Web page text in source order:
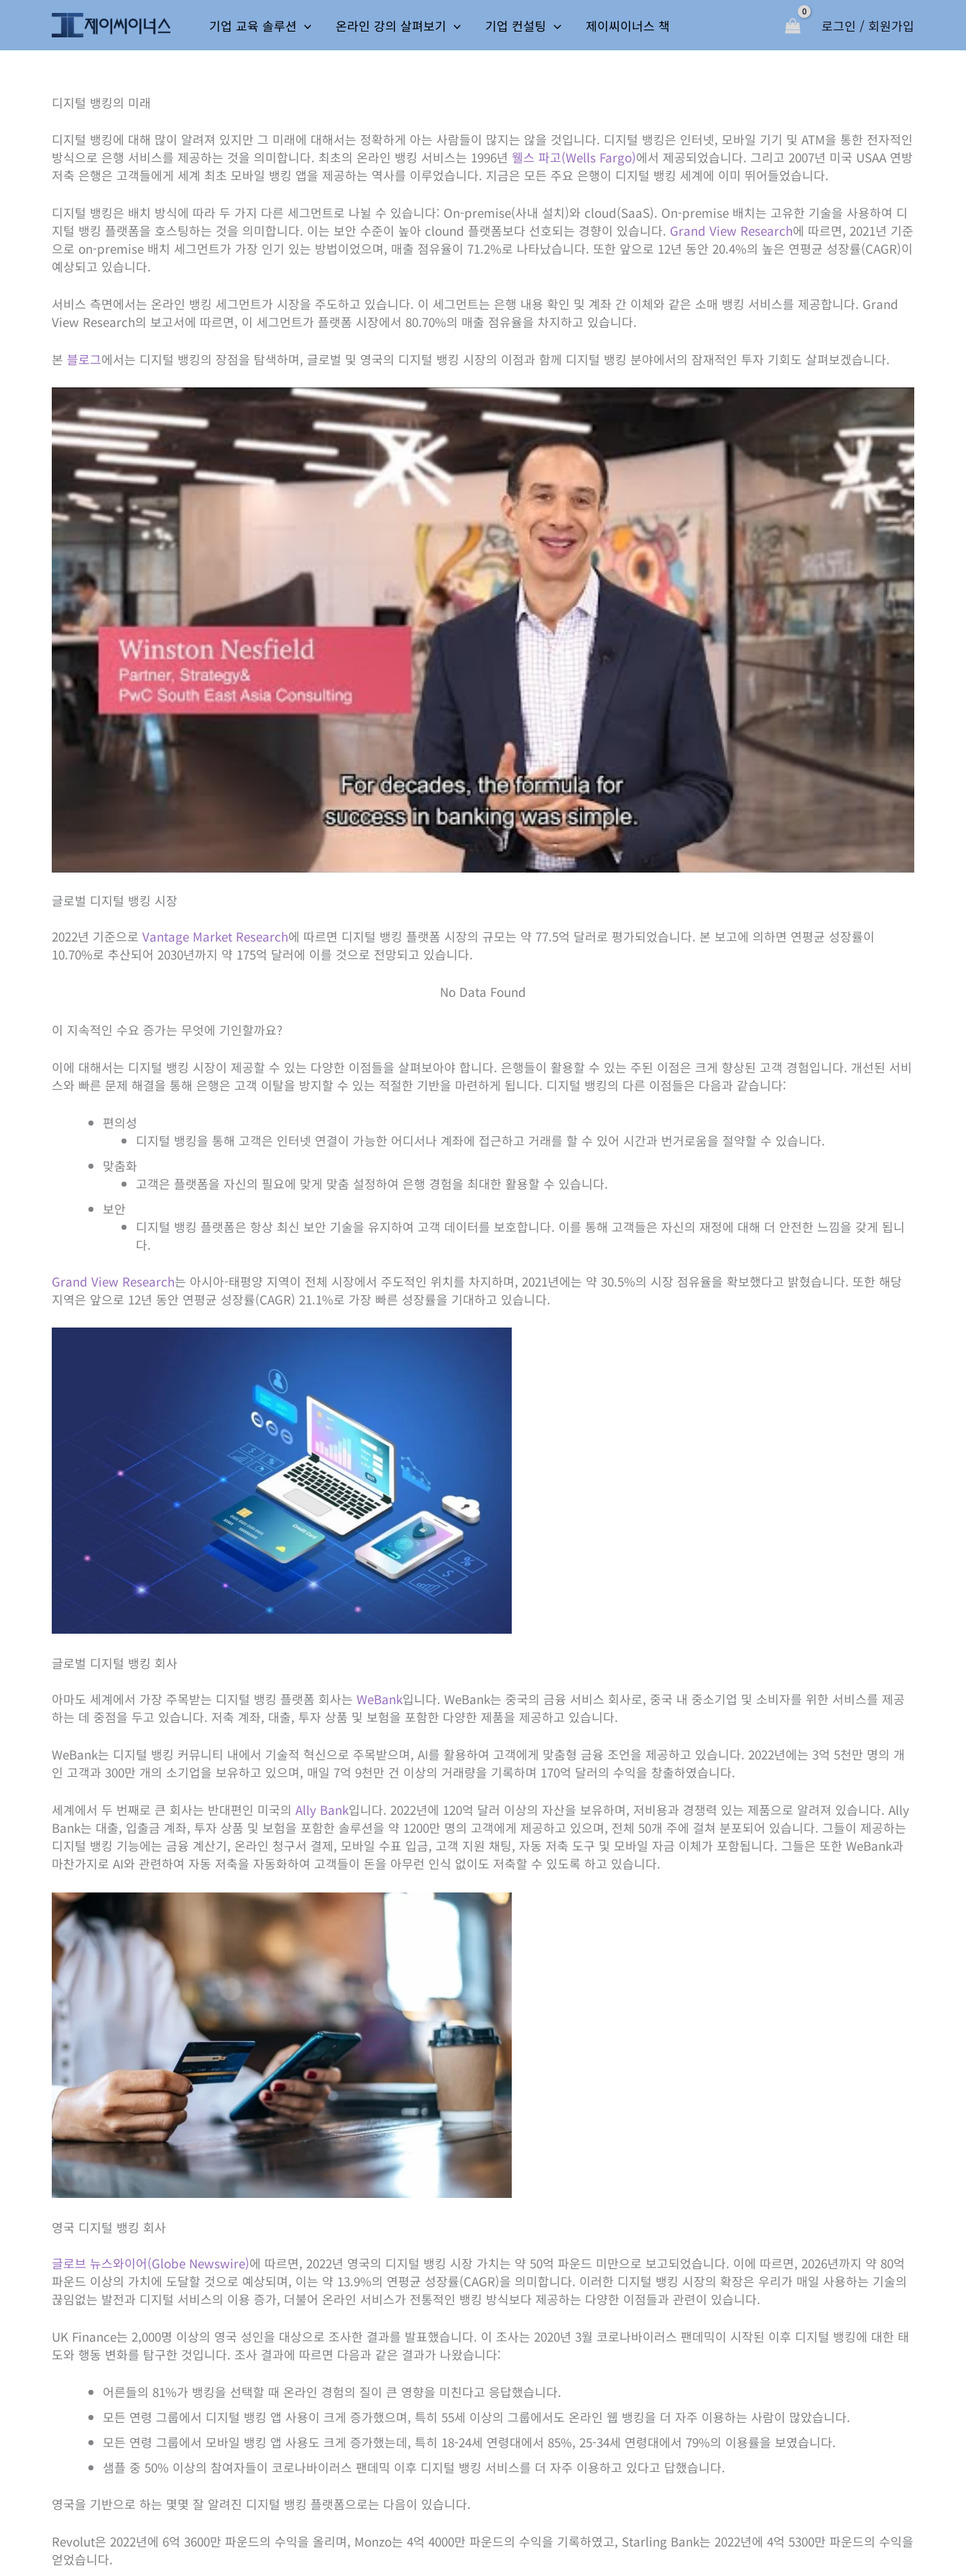
기업 교육 솔루션 온라인 강의 살펴보기 기업 컨설팅 제이씨이너스 책 로그인 / 회원가입
디지털 뱅킹의 미래
디지털 뱅킹에 대해 많이 알려져 있지만 그 미래에 대해서는 정확하게 아는 사람들이 많지는 않을 것입니다. 디지털 뱅킹은 인터넷, 모바일 기기 및 ATM을 통한 전자적인
방식으로 은행 서비스를 제공하는 것을 의미합니다. 최초의 온라인 뱅킹 서비스는 1996년 웰스 파고(Wells Fargo)에서 제공되었습니다. 그리고 2007년 미국 USAA 연방
저축 은행은 고객들에게 세계 최초 모바일 뱅킹 앱을 제공하는 역사를 이루었습니다. 지금은 모든 주요 은행이 디지털 뱅킹 세계에 이미 뛰어들었습니다.
디지털 뱅킹은 배치 방식에 따라 두 가지 다른 세그먼트로 나뉠 수 있습니다: On-premise(사내 설치)와 cloud(SaaS). On-premise 배치는 고유한 기술을 사용하여 디
지털 뱅킹 플랫폼을 호스팅하는 것을 의미합니다. 이는 보안 수준이 높아 clound 플랫폼보다 선호되는 경향이 있습니다. Grand View Research에 따르면, 2021년 기준
으로 on-premise 배치 세그먼트가 가장 인기 있는 방법이었으며, 매출 점유율이 71.2%로 나타났습니다. 또한 앞으로 12년 동안 20.4%의 높은 연평균 성장률(CAGR)이
예상되고 있습니다.
서비스 측면에서는 온라인 뱅킹 세그먼트가 시장을 주도하고 있습니다. 이 세그먼트는 은행 내용 확인 및 계좌 간 이체와 같은 소매 뱅킹 서비스를 제공합니다. Grand
View Research의 보고서에 따르면, 이 세그먼트가 플랫폼 시장에서 80.70%의 매출 점유율을 차지하고 있습니다.
본 블로그에서는 디지털 뱅킹의 장점을 탐색하며, 글로벌 및 영국의 디지털 뱅킹 시장의 이점과 함께 디지털 뱅킹 분야에서의 잠재적인 투자 기회도 살펴보겠습니다.
글로벌 디지털 뱅킹 시장
2022년 기준으로 Vantage Market Research에 따르면 디지털 뱅킹 플랫폼 시장의 규모는 약 77.5억 달러로 평가되었습니다. 본 보고에 의하면 연평균 성장률이
10.70%로 추산되어 2030년까지 약 175억 달러에 이를 것으로 전망되고 있습니다.
No Data Found
이 지속적인 수요 증가는 무엇에 기인할까요?
이에 대해서는 디지털 뱅킹 시장이 제공할 수 있는 다양한 이점들을 살펴보아야 합니다. 은행들이 활용할 수 있는 주된 이점은 크게 향상된 고객 경험입니다. 개선된 서비
스와 빠른 문제 해결을 통해 은행은 고객 이탈을 방지할 수 있는 적절한 기반을 마련하게 됩니다. 디지털 뱅킹의 다른 이점들은 다음과 같습니다:
편의성
디지털 뱅킹을 통해 고객은 인터넷 연결이 가능한 어디서나 계좌에 접근하고 거래를 할 수 있어 시간과 번거로움을 절약할 수 있습니다.
맞춤화
고객은 플랫폼을 자신의 필요에 맞게 맞춤 설정하여 은행 경험을 최대한 활용할 수 있습니다.
보안
디지털 뱅킹 플랫폼은 항상 최신 보안 기술을 유지하여 고객 데이터를 보호합니다. 이를 통해 고객들은 자신의 재정에 대해 더 안전한 느낌을 갖게 됩니
다.
Grand View Research는 아시아-태평양 지역이 전체 시장에서 주도적인 위치를 차지하며, 2021년에는 약 30.5%의 시장 점유율을 확보했다고 밝혔습니다. 또한 해당
지역은 앞으로 12년 동안 연평균 성장률(CAGR) 21.1%로 가장 빠른 성장률을 기대하고 있습니다.
글로벌 디지털 뱅킹 회사
아마도 세계에서 가장 주목받는 디지털 뱅킹 플랫폼 회사는 WeBank입니다. WeBank는 중국의 금융 서비스 회사로, 중국 내 중소기업 및 소비자를 위한 서비스를 제공
하는 데 중점을 두고 있습니다. 저축 계좌, 대출, 투자 상품 및 보험을 포함한 다양한 제품을 제공하고 있습니다.
WeBank는 디지털 뱅킹 커뮤니티 내에서 기술적 혁신으로 주목받으며, AI를 활용하여 고객에게 맞춤형 금융 조언을 제공하고 있습니다. 2022년에는 3억 5천만 명의 개
인 고객과 300만 개의 소기업을 보유하고 있으며, 매일 7억 9천만 건 이상의 거래량을 기록하며 170억 달러의 수익을 창출하였습니다.
세계에서 두 번째로 큰 회사는 반대편인 미국의 Ally Bank입니다. 2022년에 120억 달러 이상의 자산을 보유하며, 저비용과 경쟁력 있는 제품으로 알려져 있습니다. Ally
Bank는 대출, 입출금 계좌, 투자 상품 및 보험을 포함한 솔루션을 약 1200만 명의 고객에게 제공하고 있으며, 전체 50개 주에 걸쳐 분포되어 있습니다. 그들이 제공하는
디지털 뱅킹 기능에는 금융 계산기, 온라인 청구서 결제, 모바일 수표 입금, 고객 지원 채팅, 자동 저축 도구 및 모바일 자금 이체가 포함됩니다. 그들은 또한 WeBank과
마찬가지로 AI와 관련하여 자동 저축을 자동화하여 고객들이 돈을 아무런 인식 없이도 저축할 수 있도록 하고 있습니다.
영국 디지털 뱅킹 회사
글로브 뉴스와이어(Globe Newswire)에 따르면, 2022년 영국의 디지털 뱅킹 시장 가치는 약 50억 파운드 미만으로 보고되었습니다. 이에 따르면, 2026년까지 약 80억
파운드 이상의 가치에 도달할 것으로 예상되며, 이는 약 13.9%의 연평균 성장률(CAGR)을 의미합니다. 이러한 디지털 뱅킹 시장의 확장은 우리가 매일 사용하는 기술의
끊임없는 발전과 디지털 서비스의 이용 증가, 더불어 온라인 서비스가 전통적인 뱅킹 방식보다 제공하는 다양한 이점들과 관련이 있습니다.
UK Finance는 2,000명 이상의 영국 성인을 대상으로 조사한 결과를 발표했습니다. 이 조사는 2020년 3월 코로나바이러스 팬데믹이 시작된 이후 디지털 뱅킹에 대한 태
도와 행동 변화를 탐구한 것입니다. 조사 결과에 따르면 다음과 같은 결과가 나왔습니다:
어른들의 81%가 뱅킹을 선택할 때 온라인 경험의 질이 큰 영향을 미친다고 응답했습니다.
모든 연령 그룹에서 디지털 뱅킹 앱 사용이 크게 증가했으며, 특히 55세 이상의 그룹에서도 온라인 웹 뱅킹을 더 자주 이용하는 사람이 많았습니다.
모든 연령 그룹에서 모바일 뱅킹 앱 사용도 크게 증가했는데, 특히 18-24세 연령대에서 85%, 25-34세 연령대에서 79%의 이용률을 보였습니다.
샘플 중 50% 이상의 참여자들이 코로나바이러스 팬데믹 이후 디지털 뱅킹 서비스를 더 자주 이용하고 있다고 답했습니다.
영국을 기반으로 하는 몇몇 잘 알려진 디지털 뱅킹 플랫폼으로는 다음이 있습니다.
Revolut은 2022년에 6억 3600만 파운드의 수익을 올리며, Monzo는 4억 4000만 파운드의 수익을 기록하였고, Starling Bank는 2022년에 4억 5300만 파운드의 수익을
얻었습니다.